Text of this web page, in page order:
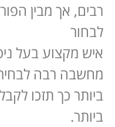
רבים, אך מבין
לבחור
איש מקצוע בעל
מחשבה רבה
ביותר כך תזכו
ביותר.